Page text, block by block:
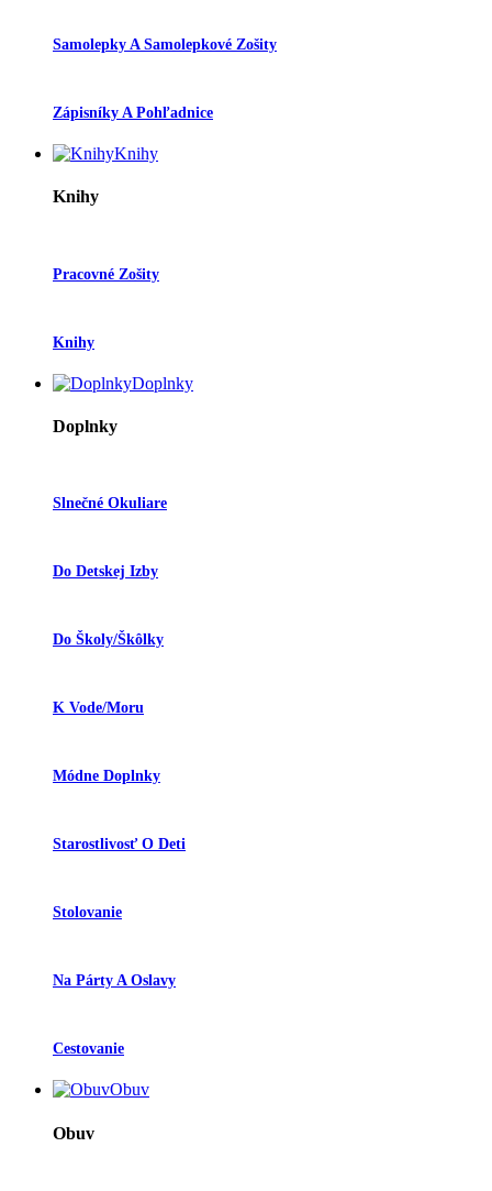
Samolepky A Samolepkové Zošity
Zápisníky A Pohľadnice
Knihy
Knihy
Pracovné Zošity
Knihy
Doplnky
Doplnky
Slnečné Okuliare
Do Detskej Izby
Do Školy/škôlky
K Vode/moru
Módne Doplnky
Starostlivosť O Deti
Stolovanie
Na Párty A Oslavy
Cestovanie
Obuv
Obuv